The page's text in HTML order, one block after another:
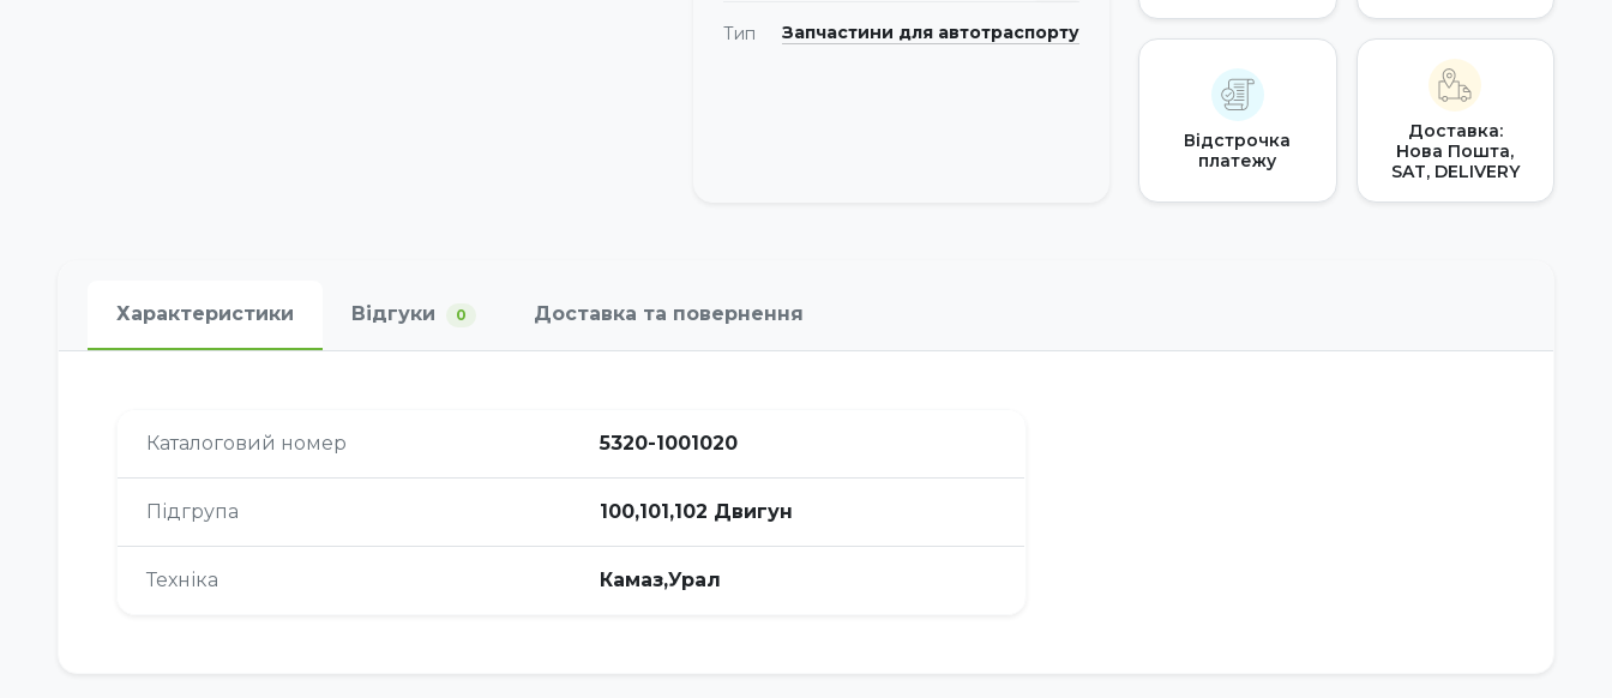
Тип Запчастини для автотраспорту
Відстрочка
платежу
Доставка:
Нова Пошта,
SAT, DELIVERY
Характеристики Відгуки 0 Доставка та повернення
Каталоговий номер 5320-1001020
Підгрупа 100,101,102 Двигун
Техніка Камаз,Урал